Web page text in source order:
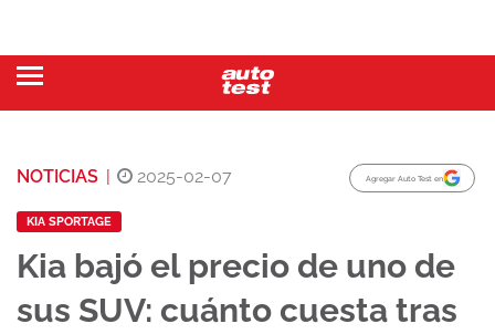
NOTICIAS | 2025-02-07 Agregar Auto Test en
KIA SPORTAGE
Kia bajó el precio de uno de
sus SUV: cuánto cuesta tras